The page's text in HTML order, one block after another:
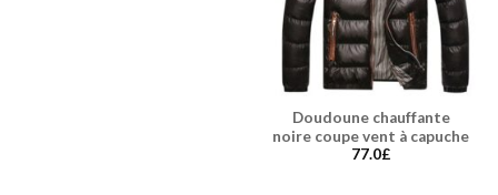
Doudoune chauffante
noire coupe vent à capuche
77.0£